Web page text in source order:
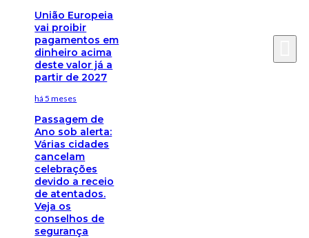
União Europeia
vai proibir
pagamentos em
dinheiro acima
deste valor já a
partir de 2027
há 5 meses
Passagem de
Ano sob alerta:
Várias cidades
cancelam
celebrações
devido a receio
de atentados.
Veja os
conselhos de
segurança